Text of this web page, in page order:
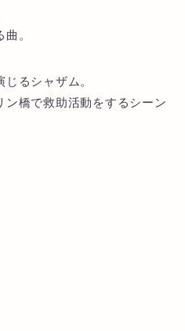
。
るシャザム。
橋で救助活動をするシーン